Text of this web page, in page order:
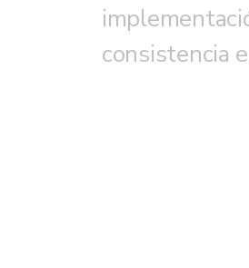
consistencia